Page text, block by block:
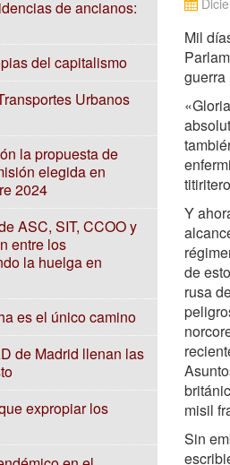
de ancianos:
del capitalismo
Urbanos
la propuesta de
elegida en
2024
ASC, SIT, CCOO y
entre los
la huelga en
es el único camino
de Madrid llenan las
expropiar los
Mil
Y
de
rusa
misil
Sin